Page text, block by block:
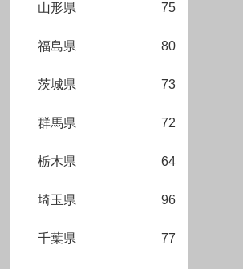
山形県 75
福島県 80
茨城県 73
群馬県 72
栃木県 64
埼玉県 96
千葉県 77